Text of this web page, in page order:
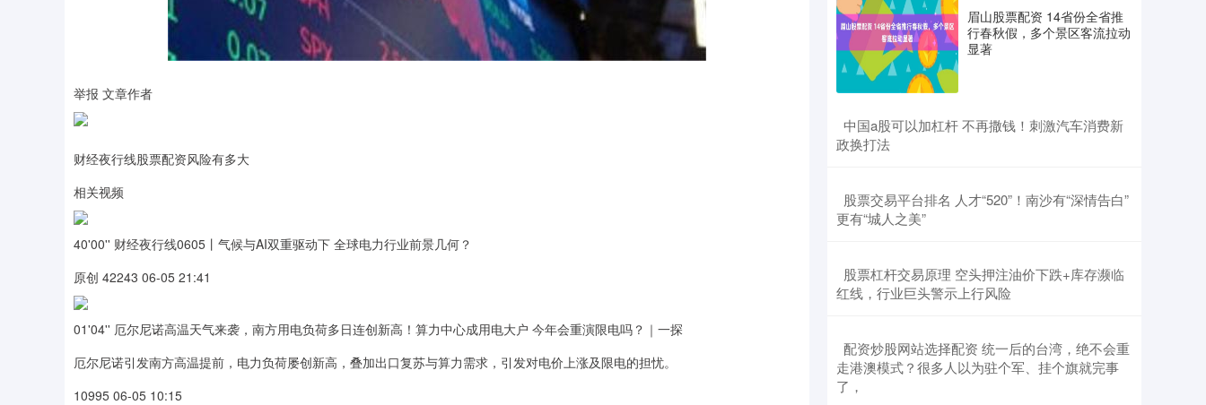
举报 文章作者
财经夜行线股票配资风险有多大
相关视频
40'00'' 财经夜行线0605丨气候与AI双重驱动下 全球电力行业前景几何？
原创 42243 06-05 21:41
01'04'' 厄尔尼诺高温天气来袭，南方用电负荷多日连创新高！算力中心成用电大户 今年会重演限电吗？｜一探
厄尔尼诺引发南方高温提前，电力负荷屡创新高，叠加出口复苏与算力需求，引发对电价上涨及限电的担忧。
10995 06-05 10:15
眉山股票配资 14省份全省推
行春秋假，多个景区客流拉动
显著
​中国a股可以加杠杆 不再撒钱！刺激汽车消费新
政换打法
​股票交易平台排名 人才“520”！南沙有“深情告白”
更有“城人之美”
​股票杠杆交易原理 空头押注油价下跌+库存濒临
红线，行业巨头警示上行风险
​配资炒股网站选择配资 统一后的台湾，绝不会重
走港澳模式？很多人以为驻个军、挂个旗就完事
了，